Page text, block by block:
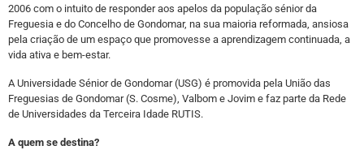
2006 com o intuito de responder aos apelos da população sénior da
Freguesia e do Concelho de Gondomar, na sua maioria reformada, ansiosa
pela criação de um espaço que promovesse a aprendizagem continuada, a
vida ativa e bem-estar.
A Universidade Sénior de Gondomar (USG) é promovida pela União das
Freguesias de Gondomar (S. Cosme), Valbom e Jovim e faz parte da Rede
de Universidades da Terceira Idade RUTIS.
A quem se destina?